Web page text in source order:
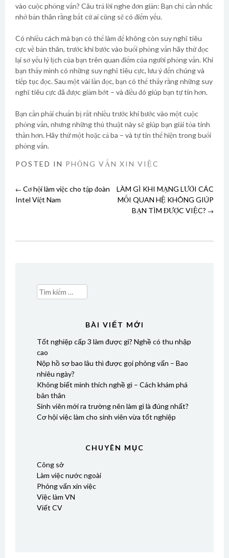
vào cuộc phỏng vấn? Câu trả lời nghe đơn giản: Bạn chỉ cần nhắc
nhở bản thân rằng bất cứ ai cũng sẽ có điểm yếu.
Có nhiều cách mà bạn có thể làm để không còn suy nghĩ tiêu
cực về bản thân, trước khi bước vào buổi phỏng vấn hãy thử đọc
lại sơ yếu lý lịch của bạn trên quan điểm của người phỏng vấn. Khi
bạn thấy mình có những suy nghĩ tiêu cực, lưu ý đến chúng và
tiếp tục đọc. Sau một vài lần đọc, bạn có thể thấy rằng những suy
nghĩ tiêu cực đã được giảm bớt – và điều đó giúp bạn tự tin hơn.
Bạn cần phải chuẩn bị rất nhiều trước khi bước vào một cuộc
phỏng vấn, nhưng những thủ thuật này sẽ giúp bạn giải tỏa tinh
thần hơn. Hãy thử một hoặc cả ba – và tự tin thể hiện trong buổi
phỏng vấn.
POSTED IN PHỎNG VẤN XIN VIỆC
Post
← Cơ hội làm việc cho tập đoàn
Intel Việt Nam
LÀM GÌ KHI MẠNG LƯỚI CÁC
MỐI QUAN HỆ KHÔNG GIÚP
BẠN TÌM ĐƯỢC VIỆC? →
Tìm
kiếm
BÀI VIẾT MỚI
Tốt nghiệp cấp 3 làm được gì? Nghề có thu nhập
cao
Nộp hồ sơ bao lâu thì được gọi phỏng vấn – Bao
nhiêu ngày?
Không biết mình thích nghề gì – Cách khám phá
bản thân
Sinh viên mới ra trường nên làm gì là đúng nhất?
Cơ hội việc làm cho sinh viên vừa tốt nghiệp
CHUYÊN MỤC
Công sở
Làm việc nước ngoài
Phỏng vấn xin việc
Việc làm VN
Viết CV